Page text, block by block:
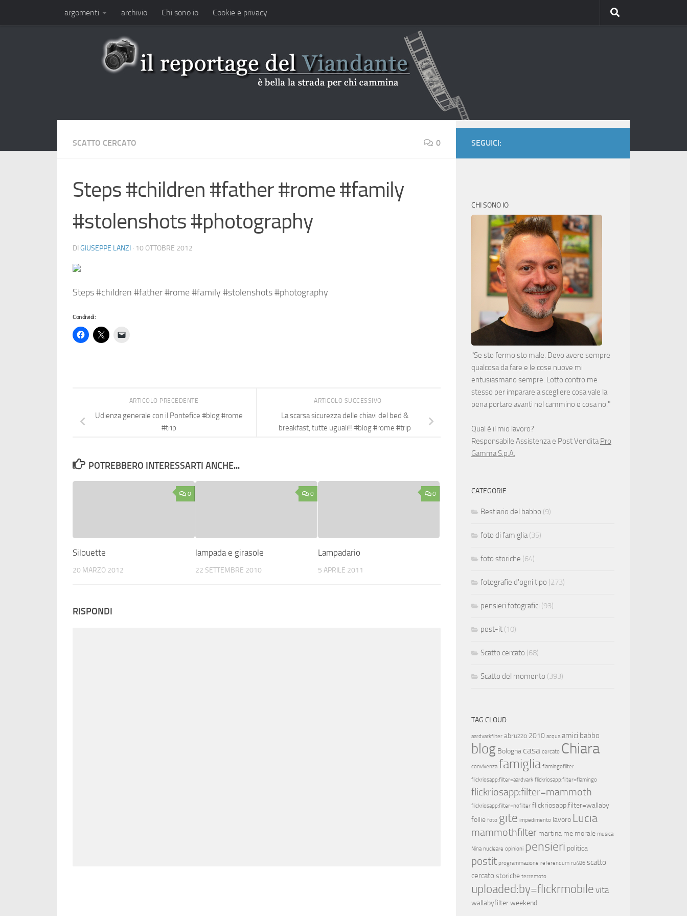
Salta al contenutoargomenti archivio Chi sono io Cookie e privacy
SCATTO CERCATO 0
Steps #children #father #rome #family
#stolenshots #photography
DI GIUSEPPE LANZI · 10 OTTOBRE 2012
Steps #children #father #rome #family #stolenshots #photography
Condividi:
ARTICOLO SUCCESSIVO
La scarsa sicurezza delle chiavi del bed &
breakfast, tutte uguali!! #blog #rome #trip
ARTICOLO PRECEDENTE
Udienza generale con il Pontefice #blog #rome
#trip
POTREBBERO INTERESSARTI ANCHE...
0
Silouette
20 MARZO 2012
0
lampada e girasole
22 SETTEMBRE 2010
0
Lampadario
5 APRILE 2011
RISPONDI
SEGUICI:
CHI SONO IO
"Se sto fermo sto male. Devo avere sempre
qualcosa da fare e le cose nuove mi
entusiasmano sempre. Lotto contro me
stesso per imparare a scegliere cosa vale la
pena portare avanti nel cammino e cosa no."
Qual è il mio lavoro?
Responsabile Assistenza e Post VenditaPro
Gamma S.p.A.
CATEGORIE
Bestiario del babbo (9)
foto di famiglia(35)
foto storiche (64)
fotografie d'ogni tipo (273)
pensieri fotografici (93)
post-it (10)
Scatto cercato (68)
Scatto del momento (393)
TAG CLOUD
aardvarkfilter abruzzo 2010 acqua amici babbo
blog Bologna casa cercato Chiara
convivenza famiglia flamingofilter
flickriosapp:filter=aardvark flickriosapp:filter=flamingo
flickriosapp:filter=mammoth
flickriosapp:filter=nofilter flickriosapp:filter=wallaby
follie foto gite impedimento lavoro Lucia
mammothfilter martina me morale musica
Nina nucleare opinioni pensieri politica
postit programmazione referendum ru486 scatto
cercato storiche terremoto
uploaded:by=flickrmobile vita
wallabyfilterweekend